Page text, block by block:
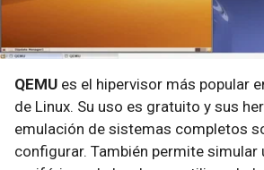
QEMU es el hipervisor más popular
de Linux. Su uso es gratuito y sus
emulación de sistemas completos
configurar. También permite simular